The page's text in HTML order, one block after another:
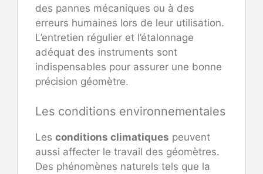
des pannes mécaniques ou à des
erreurs humaines lors de leur utilisation.
L’entretien régulier et l’étalonnage
adéquat des instruments sont
indispensables pour assurer une bonne
précision géomètre.
Les conditions environnementales
Les conditions climatiques peuvent
aussi affecter le travail des géomètres.
Des phénomènes naturels tels que la